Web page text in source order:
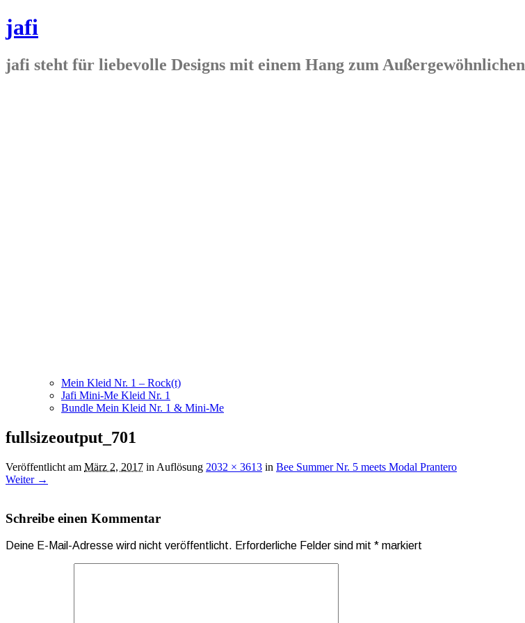
jafi
jafi steht für liebevolle Designs mit einem Hang zum Außergewöhnlichen
Mein Kleid Nr. 1 – Rock(t)
Jafi Mini-Me Kleid Nr. 1
Bundle Mein Kleid Nr. 1 & Mini-Me
fullsizeoutput_701
Veröffentlicht am März 2, 2017 in Auflösung 2032 × 3613 in Bee Summer Nr. 5 meets Modal Prantero
Weiter →
Schreibe einen Kommentar
Deine E-Mail-Adresse wird nicht veröffentlicht. Erforderliche Felder sind mit * markiert